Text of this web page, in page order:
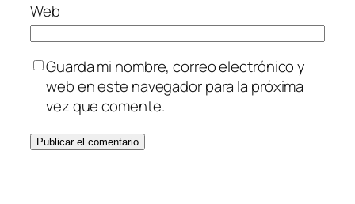
Web
Guarda mi nombre, correo electrónico y
web en este navegador para la próxima
vez que comente.